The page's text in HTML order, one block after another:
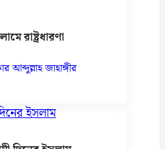
রাষ্ট্রধারণা
আব্দুল্লাহ জাহাঙ্গীর